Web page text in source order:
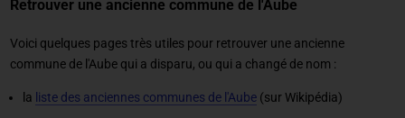
Retrouver une ancienne commune de l'Aube
Voici quelques pages très utiles pour retrouver une ancienne
commune de l'Aube qui a disparu, ou qui a changé de nom :
la liste des anciennes communes de l'Aube(sur Wikipédia)